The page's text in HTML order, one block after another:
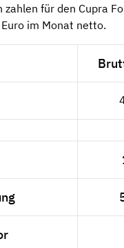
zahlen für den Cupra
im Monat netto.